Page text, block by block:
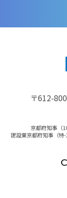
〒612-
京都府知事（
建設業京都府知事（特